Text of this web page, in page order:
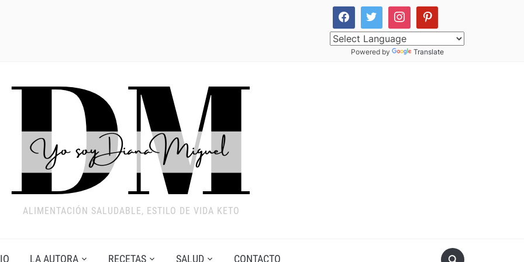
Powered by Translate
ALIMENTACIÓN SALUDABLE, ESTILO DE VIDA KETO
LA AUTORA RECETAS SALUD CONTACTO